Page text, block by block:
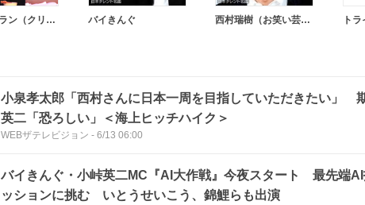
飲ミシュラン（クリエイター） バイきんぐ 西村瑞樹（お笑い芸人）
小泉孝太郎「西村さんに日本一周を目指していただきたい」
英二「恐ろしい」＜海上ヒッチハイク＞
WEBザテレビジョン - 6/13 06:00
バイきんぐ・小峠英二MC『AI大作戦』今夜スタート 最先端AI
ッションに挑む いとうせいこう、錦鯉らも出演